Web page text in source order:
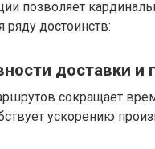
позволяет
ряду достоинств:
доставки и
сокращает
ускорению